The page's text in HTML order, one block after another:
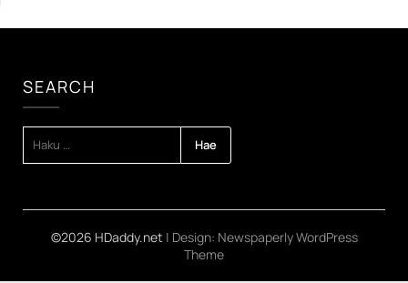
SEARCH
©2026 HDaddy.net | Design: Newspaperly WordPress
Theme